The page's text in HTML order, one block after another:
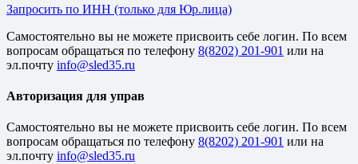
Запросить по ИНН (только для Юр.лица)
Cамостоятельно вы не можете присвоить себе логин. По всем
вопросам обращаться по телефону 8(8202) 201-901 или на
эл.почту
Авторизация для управ
Cамостоятельно вы не можете присвоить себе логин. По всем
вопросам обращаться по телефону 8(8202) 201-901 или на
эл.почту